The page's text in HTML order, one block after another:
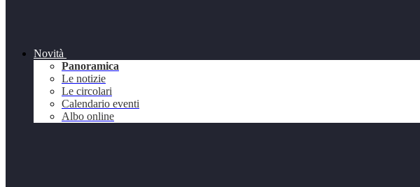
Novità
Panoramica
Le notizie
Le circolari
Calendario eventi
Albo online